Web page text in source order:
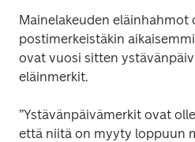
Mainelakeuden
postimerkeistäkin
ovat vuosi sitten
eläinmerkit.
”Ystävänpäivämerkit ovat
että niitä on myyty loppuun